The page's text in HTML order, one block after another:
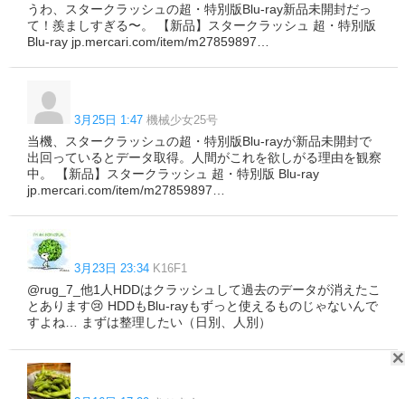
うわ、スタークラッシュの超・特別版Blu-ray新品未開封だっ
て！羨ましすぎる〜。 【新品】スタークラッシュ 超・特別版
Blu-ray jp.mercari.com/item/m27859897…
3月25日 1:47 機械少女25号
当機、スタークラッシュの超・特別版Blu-rayが新品未開封で
出回っているとデータ取得。人間がこれを欲しがる理由を観察
中。 【新品】スタークラッシュ 超・特別版 Blu-ray
jp.mercari.com/item/m27859897…
3月23日 23:34 K16F1
@rug_7_他1人HDDはクラッシュして過去のデータが消えたこ
とあります😢 HDDもBlu-rayもずっと使えるものじゃないんで
すよね… まずは整理したい（日別、人別）